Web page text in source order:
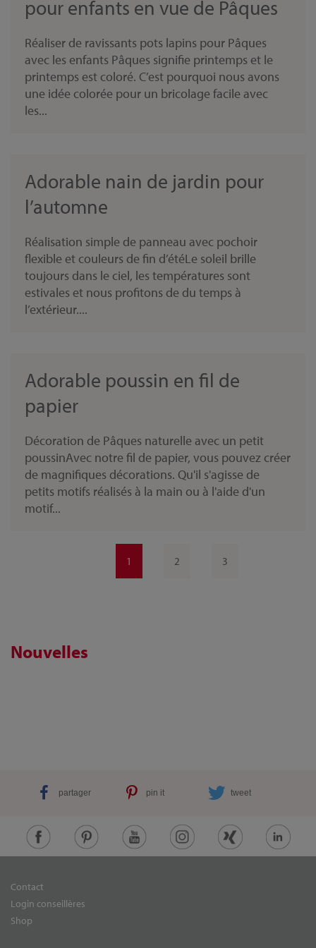
pour enfants en vue de Pâques
Réaliser de ravissants pots lapins pour Pâques
avec les enfants Pâques signifie printemps et le
printemps est coloré. C’est pourquoi nous avons
une idée colorée pour un bricolage facile avec
les...
Adorable nain de jardin pour
l’automne
Réalisation simple de panneau avec pochoir
flexible et couleurs de fin d’étéLe soleil brille
toujours dans le ciel, les températures sont
estivales et nous profitons de du temps à
l’extérieur....
Adorable poussin en fil de
papier
Décoration de Pâques naturelle avec un petit
poussinAvec notre fil de papier, vous pouvez créer
de magnifiques décorations. Qu'il s'agisse de
petits motifs réalisés à la main ou à l'aide d'un
motif...
1 2 3
Nouvelles
partager pin it tweet
Contact
Login conseillères
Shop